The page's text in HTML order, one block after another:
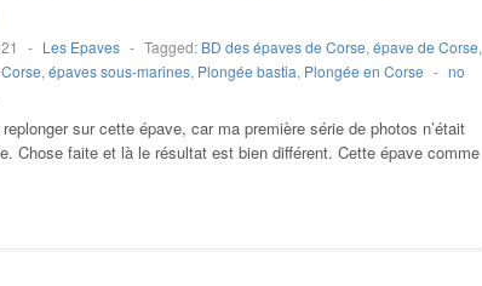
- Les Epaves - Tagged: BD des épaves de Corse, épave de Corse,
, épaves sous-marines, Plongée bastia, Plongée en Corse - no
sur cette épave, car ma première série de photos n’était
Chose faite et là le résultat est bien différent. Cette épave comme